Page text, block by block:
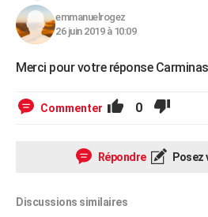
emmanuelrogez
26 juin 2019 à 10:09
Merci pour votre réponse
Commenter 0
Répondre
Discussions similaires